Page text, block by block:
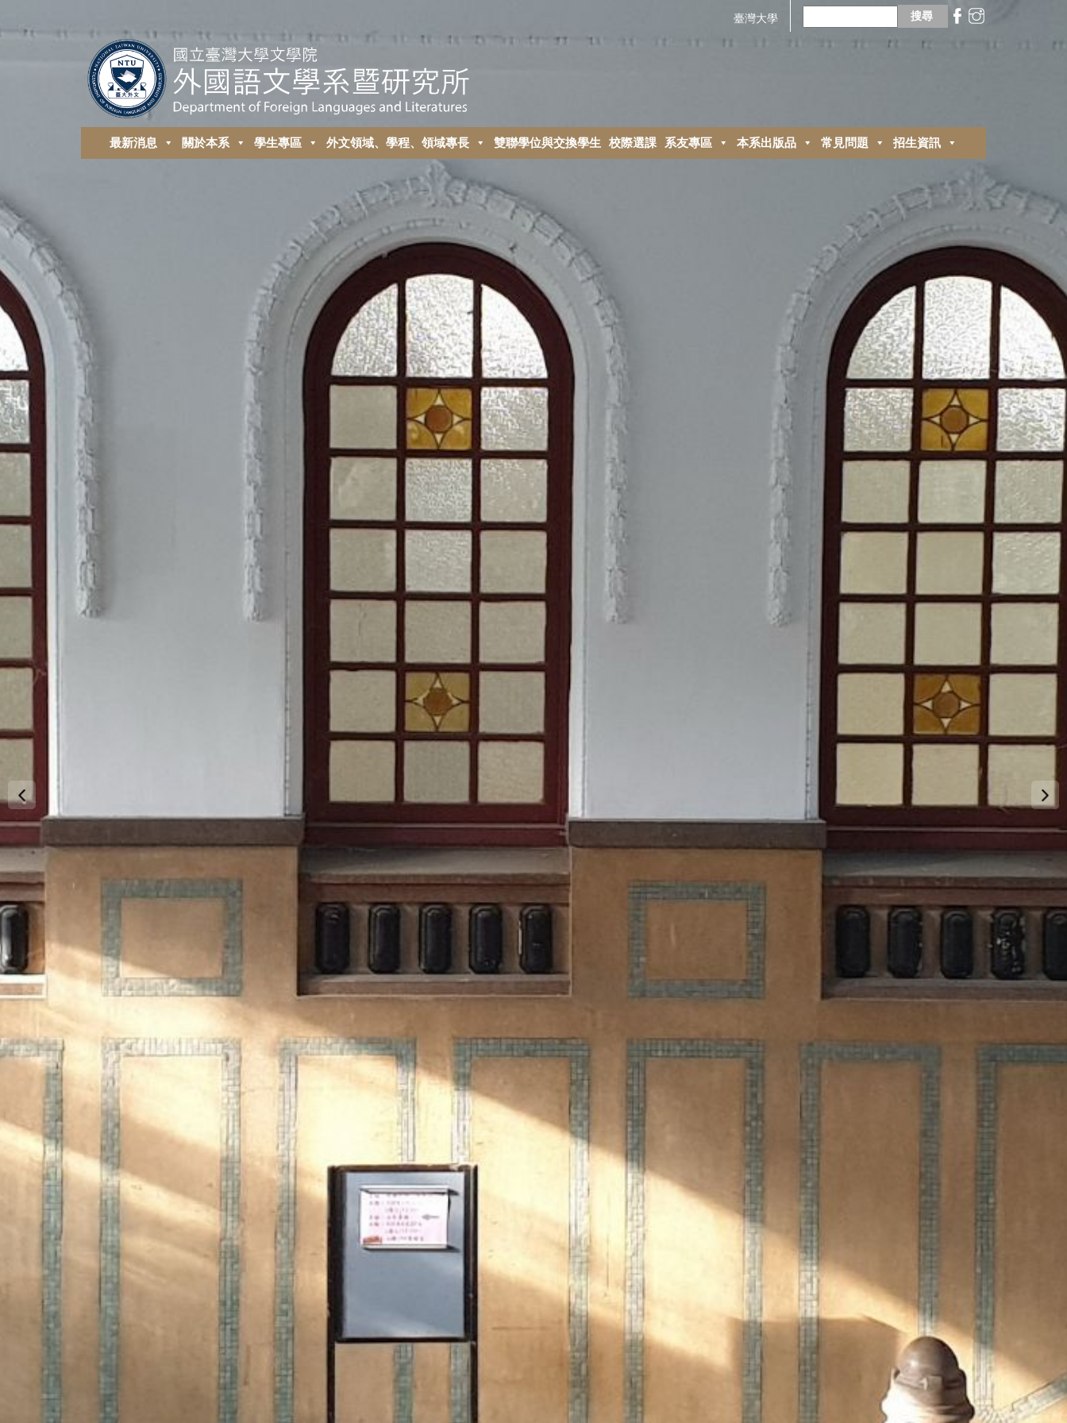
臺灣大學
搜
關
最新消息 關於本系 學生專區 外⽂領域、學程、領域專長 雙聯學位與交換學生 校際選課 系友專區 本系出版品 常見問題 招生資訊